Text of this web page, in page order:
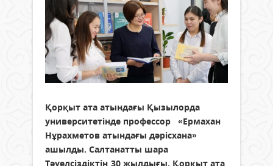
Қорқыт ата атындағы Қызылорда
университетінде профессор «Ермахан
Нұрахметов атындағы дәрісхана»
ашылды. Салтанатты шара
Тәуелсіздіктің 30 жылдығы, Қорқыт ата